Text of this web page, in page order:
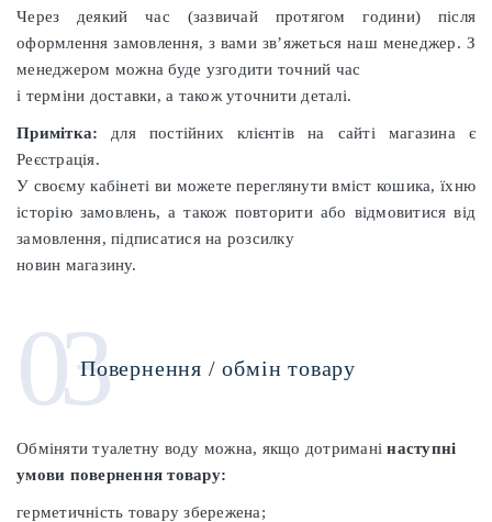
Через деякий час (зазвичай протягом години) після
оформлення замовлення, з вами зв’яжеться наш менеджер. З
менеджером можна буде узгодити точний час
і терміни доставки, а також уточнити деталі.
Примітка: для постійних клієнтів на сайті магазина є
Реєстрація.
У своєму кабінеті ви можете переглянути вміст кошика, їхню
історію замовлень, а також повторити або відмовитися від
замовлення, підписатися на розсилку
новин магазину.
03Повернення / обмін товару
Обміняти туалетну воду можна, якщо дотриманінаступні
умови повернення товару:
герметичність товару збережена;